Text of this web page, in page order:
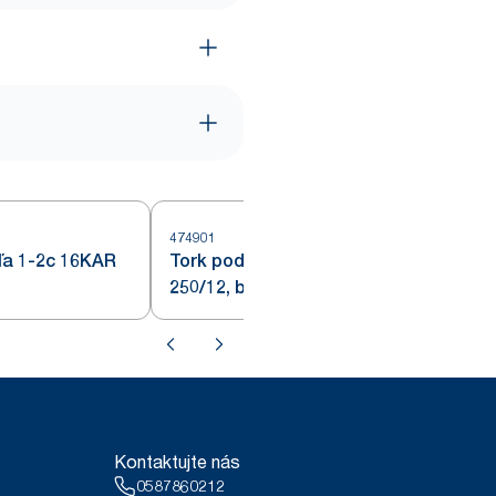
1-2c 16KAR
474901
Tork podložka okrúhla 1-2c 5TRP
250/12, biela
Kontaktujte nás
0587860212